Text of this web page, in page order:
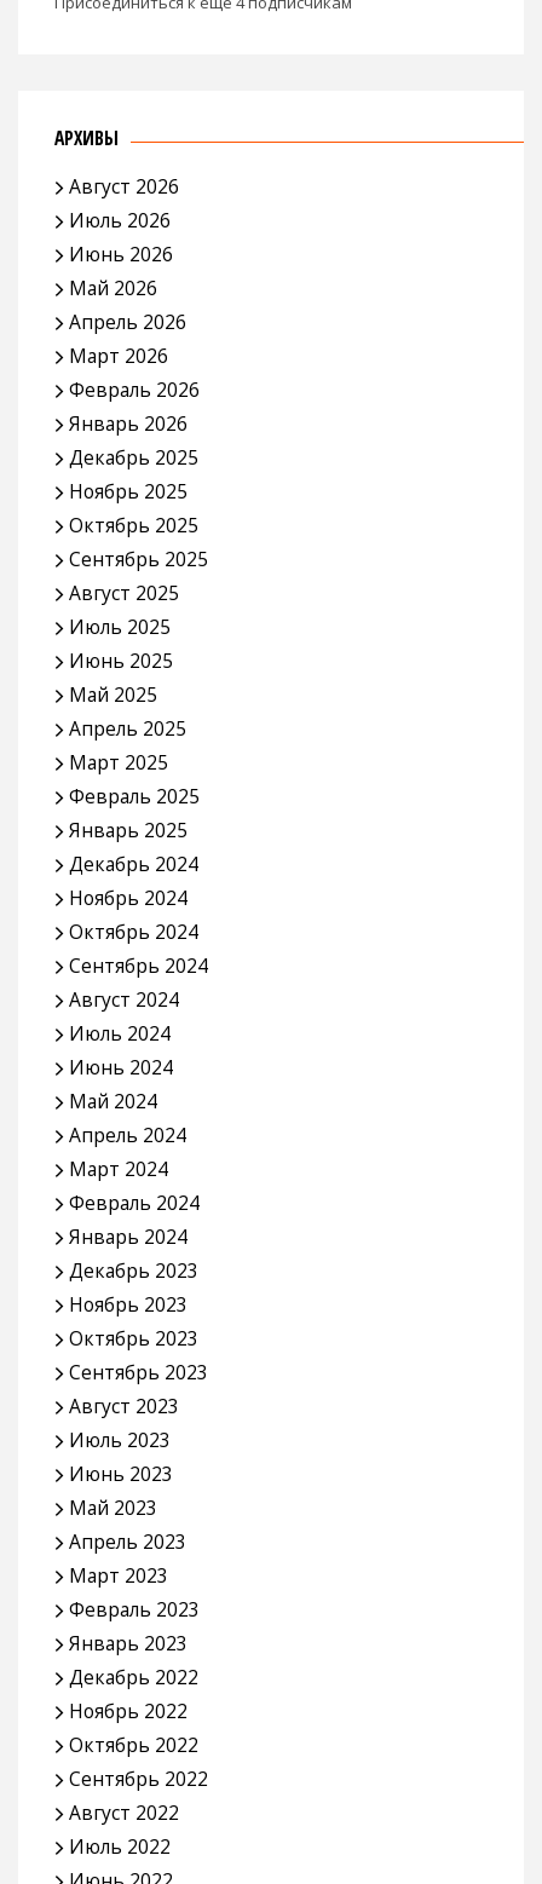
АРХИВЫ
Август 2026
Июль 2026
Июнь 2026
Май 2026
Апрель 2026
Март 2026
Февраль 2026
Январь 2026
Декабрь 2025
Ноябрь 2025
Октябрь 2025
Сентябрь 2025
Август 2025
Июль 2025
Июнь 2025
Май 2025
Апрель 2025
Март 2025
Февраль 2025
Январь 2025
Декабрь 2024
Ноябрь 2024
Октябрь 2024
Сентябрь 2024
Август 2024
Июль 2024
Июнь 2024
Май 2024
Апрель 2024
Март 2024
Февраль 2024
Январь 2024
Декабрь 2023
Ноябрь 2023
Октябрь 2023
Сентябрь 2023
Август 2023
Июль 2023
Июнь 2023
Май 2023
Апрель 2023
Март 2023
Февраль 2023
Январь 2023
Декабрь 2022
Ноябрь 2022
Октябрь 2022
Сентябрь 2022
Август 2022
Июль 2022